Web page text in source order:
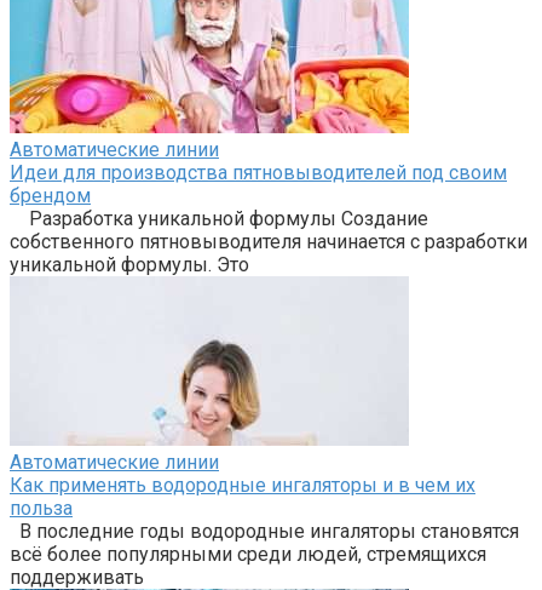
Автоматические линии
Идеи для производства пятновыводителей под своим
брендом
Разработка уникальной формулы Создание
собственного пятновыводителя начинается с разработки
уникальной формулы. Это
Автоматические линии
Как применять водородные ингаляторы и в чем их
польза
В последние годы водородные ингаляторы становятся
всё более популярными среди людей, стремящихся
поддерживать